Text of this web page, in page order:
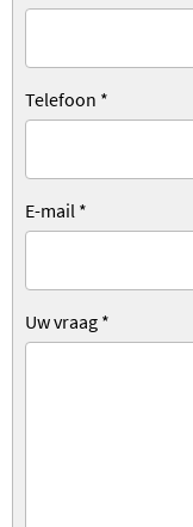
Telefoon *
E-mail *
Uw vraag *